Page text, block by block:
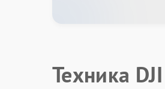
Техника